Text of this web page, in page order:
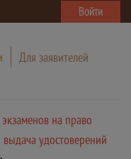
Войти
Для заявителей
на право
удостоверений